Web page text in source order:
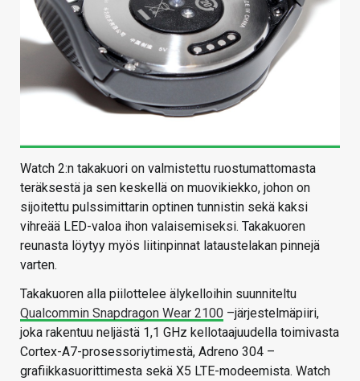
Watch 2:n takakuori on valmistettu ruostumattomasta
teräksestä ja sen keskellä on muovikiekko, johon on
sijoitettu pulssimittarin optinen tunnistin sekä kaksi
vihreää LED-valoa ihon valaisemiseksi. Takakuoren
reunasta löytyy myös liitinpinnat lataustelakan pinnejä
varten.
Takakuoren alla piilottelee älykelloihin suunniteltu
Qualcommin Snapdragon Wear 2100 –järjestelmäpiiri,
joka rakentuu neljästä 1,1 GHz kellotaajuudella toimivasta
Cortex-A7-prosessoriytimestä, Adreno 304 –
grafiikkasuorittimesta sekä X5 LTE-modeemista. Watch